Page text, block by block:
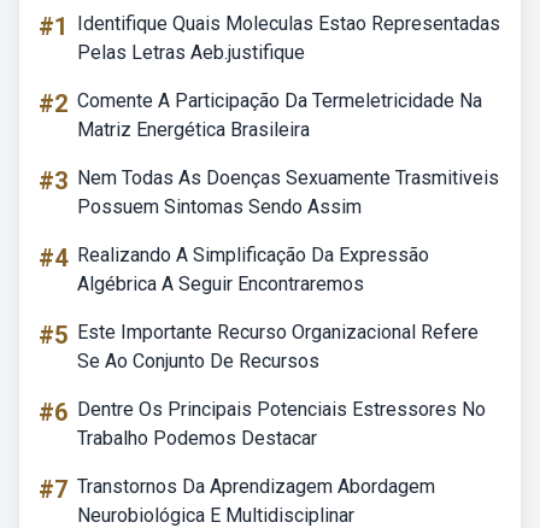
#1
Identifique Quais Moleculas Estao Representadas
Pelas Letras Aeb.justifique
#2 Comente A Participação Da Termeletricidade Na
Matriz Energética Brasileira
#3 Nem Todas As Doenças Sexuamente Trasmitiveis
Possuem Sintomas Sendo Assim
#4 Realizando A Simplificação Da Expressão
Algébrica A Seguir Encontraremos
#5 Este Importante Recurso Organizacional Refere
Se Ao Conjunto De Recursos
#6 Dentre Os Principais Potenciais Estressores No
Trabalho Podemos Destacar
#7 Transtornos Da Aprendizagem Abordagem
Neurobiológica E Multidisciplinar